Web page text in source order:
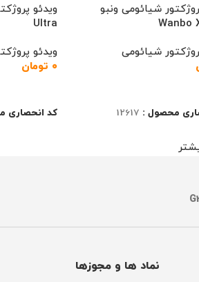
شیائومی ونبو
Wanbo
شیائومی
محصول : 12617
Ultra
ویدئو
۰ تومان
کد انحصاری
نماد ها و مجوزها